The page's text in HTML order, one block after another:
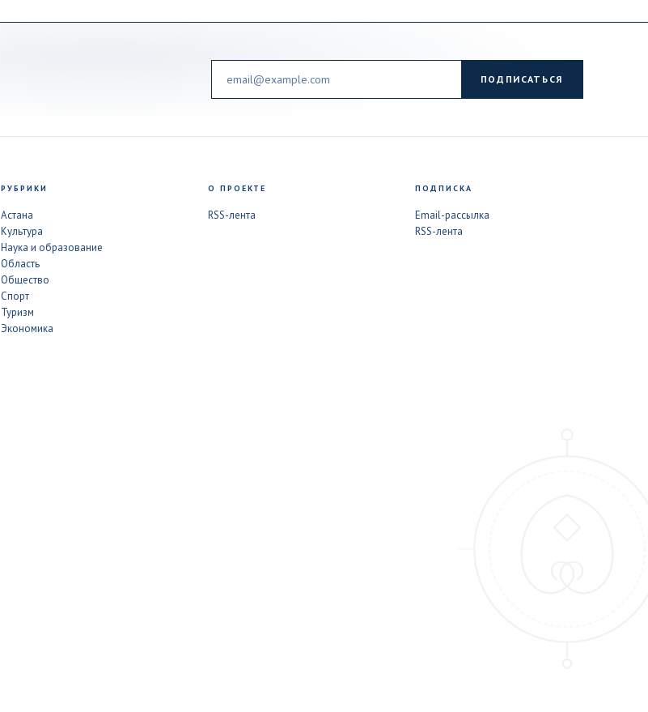
ПОДПИСАТЬСЯ
РУБРИКИ
Астана
Культура
Наука и образование
Область
Общество
Спорт
Туризм
Экономика
О ПРОЕКТЕ
RSS-лента
ПОДПИСКА
Email-рассылка
RSS-лента